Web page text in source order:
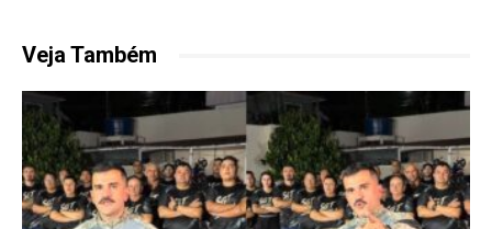
Veja Também